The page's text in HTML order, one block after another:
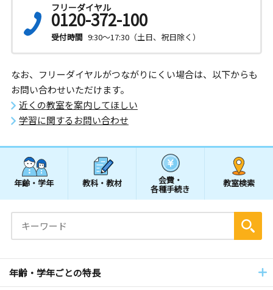
フリーダイヤル
0120-372-100
受付時間 9:30～17:30（土日、祝日除く）
なお、フリーダイヤルがつながりにくい場合は、以下からも
お問い合わせいただけます。
近くの教室を案内してほしい
学習に関するお問い合わせ
年齢・学年 教科・教材 会費・
各種手続き
教室検索
年齢・学年ごとの特長